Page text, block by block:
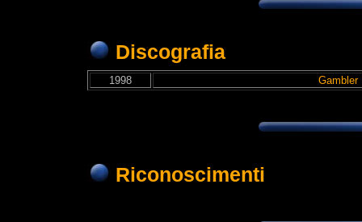
Discografia
1998 Gambler
Riconoscimenti